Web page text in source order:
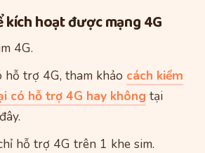
kích hoạt được mạng 4G
4G.
trợ 4G, tham khảo cách kiểm
có hỗ trợ 4G hay không tại
hỗ trợ 4G trên 1 khe sim.